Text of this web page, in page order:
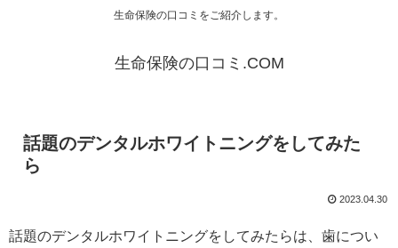
生命保険の口コミをご紹介します。
生命保険の口コミ.COM
話題のデンタルホワイトニングをしてみた
ら
2023.04.30
話題のデンタルホワイトニングをしてみたらは、歯につい